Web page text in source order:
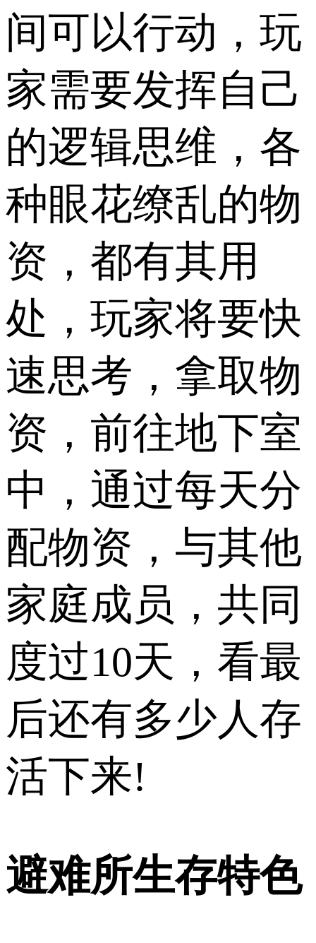
间可以行动，玩
家需要发挥自己
的逻辑思维，各
种眼花缭乱的物
资，都有其用
处，玩家将要快
速思考，拿取物
资，前往地下室
中，通过每天分
配物资，与其他
家庭成员，共同
度过10天，看最
后还有多少人存
活下来!
避难所生存特色